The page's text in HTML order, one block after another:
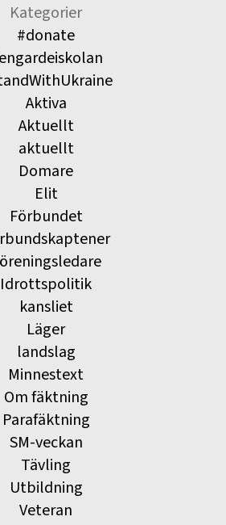
Kategorier
#donate
Aktiva
Aktuellt
aktuellt
Domare
Elit
Förbundet
Idrottspolitik
kansliet
Läger
landslag
Minnestext
Om fäktning
Parafäktning
SM-veckan
Tävling
Utbildning
Veteran